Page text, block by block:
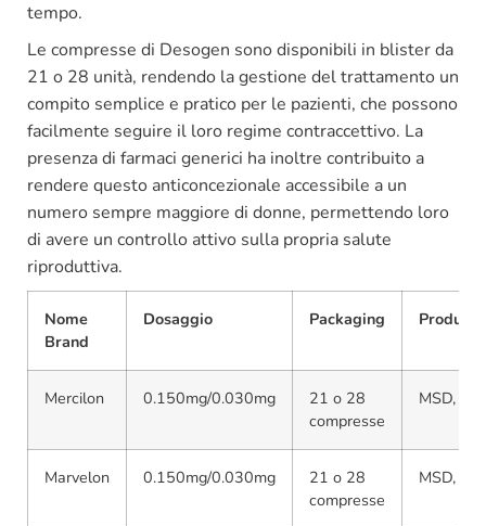
tempo.
Le compresse di Desogen sono disponibili in blister da
21 o 28 unità, rendendo la gestione del trattamento un
compito semplice e pratico per le pazienti, che possono
facilmente seguire il loro regime contraccettivo. La
presenza di farmaci generici ha inoltre contribuito a
rendere questo anticoncezionale accessibile a un
numero sempre maggiore di donne, permettendo loro
di avere un controllo attivo sulla propria salute
riproduttiva.
Nome
Brand
Dosaggio Packaging
Mercilon 0.150mg/0.030mg
21 o 28
compresse
MSD,
Marvelon 0.150mg/0.030mg
21 o 28
compresse
MSD,